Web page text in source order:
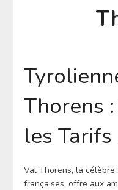
Thorens
les
Val Thorens, la
françaises, offre aux